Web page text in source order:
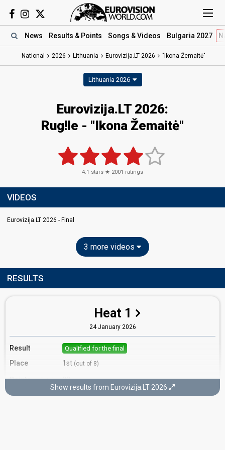
News Results & Points Songs & Videos Bulgaria 2027
National 2026 Lithuania Eurovizija.LT 2026 "Ikona Žemaitė"
Lithuania 2026
Eurovizija.LT 2026:
Rug!le - "Ikona Žemaitė"
4.1 stars ★ 2001 ratings
VIDEOS
Eurovizija.LT 2026 - Final
3 more videos
RESULTS
Heat 1
24 January 2026
Result Qualified for the final
Place 1st (out of 8)
Points Total 22
Show results from Eurovizija.LT 2026